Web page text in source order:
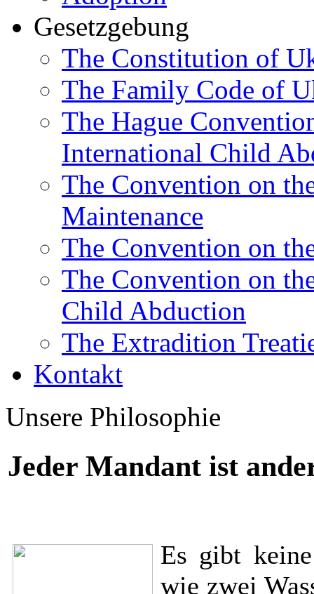
Gesetzgebung
The Constitution of
The Family Code of
The Hague
International Child
The Convention on
Maintenance
The Convention on
The Convention on
Child Abduction
The Extradition
Kontakt
Unsere Philosophie
Jeder Mandant ist
Es gibt
wie zwei